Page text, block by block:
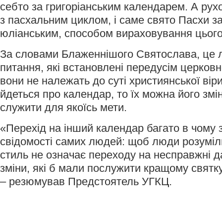
себто за григоріанським календарем. А
з пасхальним циклом, і саме свято Пасхи
юліанським, способом вираховування
За словами Блаженнішого Святослава, це
питання, які встановлені передусім
вони не належать до суті християнської
йдеться про календар, то їх можна його
служити для якоїсь мети.
«Перехід на інший календар багато в чому
свідомості самих людей: щоб люди
стиль не означає переходу на несправжні
зміни, які б мали послужити кращому
– резюмував Предстоятель УГКЦ.